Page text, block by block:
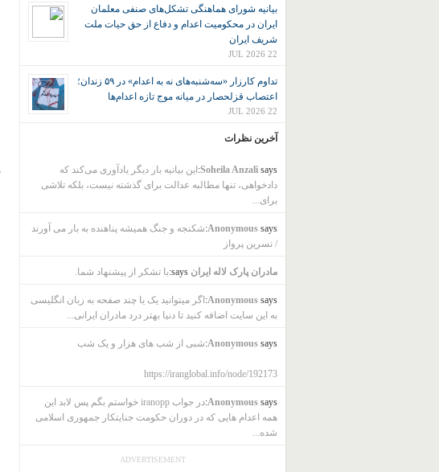
بیانیه شورای هماهنگی تشکل‌های صنفی معلمان
ایران در محکومیت اعدام و دفاع از حق حیات ملت
شریف ایران
22 JUL 2026
تداوم کارزار «سه‌شنبه‌های نه به اعدام» در ۵۹ زندان؛
اعتصاب قزلحصار در میانه موج تازه اعدام‌ها
22 JUL 2026
آخرین نظرات
Soheila Anzalisays:
این بیانیه بار دیگر یادآوری می‌کند که
دادخواهی، تنها مطالبه عدالت برای گذشته نیست، بلکه تلاشی
برای...
Anonymoussays:
شکنجه و جنگ همیشه پناهنده به بار می آورند
/ نسرین پرواز
مادران پارک لاله ایران says: با تشکر از پیشنهاد شما.
Anonymoussays:
اگر میتوانید یک یا چند صفحه به زبان انگلیسی
به این سایت اضافه کنید تا دنیا بهتر درد مادران ایرانی...
Anonymoussays: شبی از شب های هزار و یک شب
https://iranglobal.info/node/192173
Anonymoussays:
در جواب iranopp خواستم بگم پس لابد این
همه اعدام هایی که در دوران حکومت جنایتکار جمهوری اسلامی
شده...
ADVERTISEMENT